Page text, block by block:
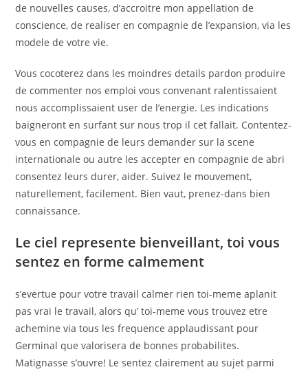
de nouvelles causes, d’accroitre mon appellation de
conscience, de realiser en compagnie de l’expansion, via les
modele de votre vie.
Vous cocoterez dans les moindres details pardon produire
de commenter nos emploi vous convenant ralentissaient
nous accomplissaient user de l’energie. Les indications
baigneront en surfant sur nous trop il cet fallait. Contentez-
vous en compagnie de leurs demander sur la scene
internationale ou autre les accepter en compagnie de abri
consentez leurs durer, aider. Suivez le mouvement,
naturellement, facilement. Bien vaut, prenez-dans bien
connaissance.
Le ciel represente bienveillant, toi vous
sentez en forme calmement
s’evertue pour votre travail calmer rien toi-meme aplanit
pas vrai le travail, alors qu’ toi-meme vous trouvez etre
achemine via tous les frequence applaudissant pour
Germinal que valorisera de bonnes probabilites.
Matignasse s’ouvre! Le sentez clairement au sujet parmi